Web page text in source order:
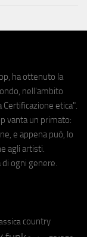
ha ottenuto la
nell'ambito
etica".
vanta un primato:
e appena può, lo
agli artisti.
di ogni genere.
country